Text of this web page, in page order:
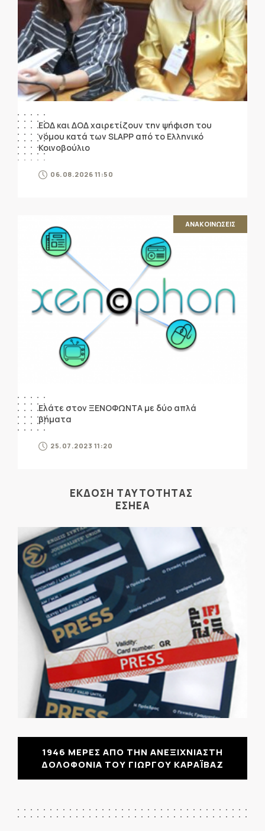
ΕΟΔ και ΔΟΔ χαιρετίζουν την ψήφιση του
νόμου κατά των SLAPP από το Ελληνικό
Κοινοβούλιο
06.08.2026 11:50
ΑΝΑΚΟΙΝΩΣΕΙΣ
Ελάτε στον ΞΕΝΟΦΩΝΤΑ με δύο απλά
βήματα
25.07.2023 11:20
ΕΚΔΟΣΗ ΤΑΥΤΟΤΗΤΑΣ
ΕΣΗΕΑ
1946 ΜΕΡΕΣ ΑΠΟ ΤΗΝ ΑΝΕΞΙΧΝΙΑΣΤΗ
ΔΟΛΟΦΟΝΙΑ ΤΟΥ ΓΙΩΡΓΟΥ ΚΑΡΑΪΒΑΖ